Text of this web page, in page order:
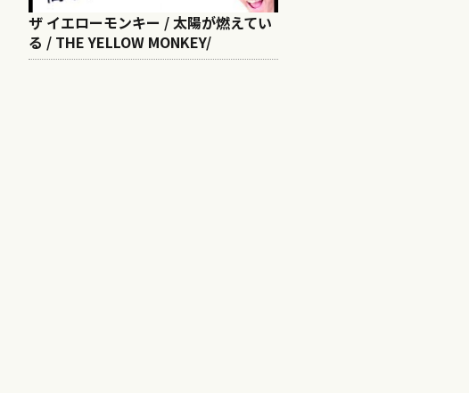
ザ イエローモンキー / 太陽が燃えてい
る / THE YELLOW MONKEY/